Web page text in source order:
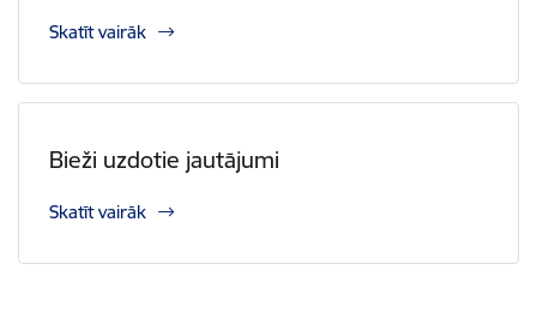
Skatīt vairāk
Bieži uzdotie jautājumi
Skatīt vairāk